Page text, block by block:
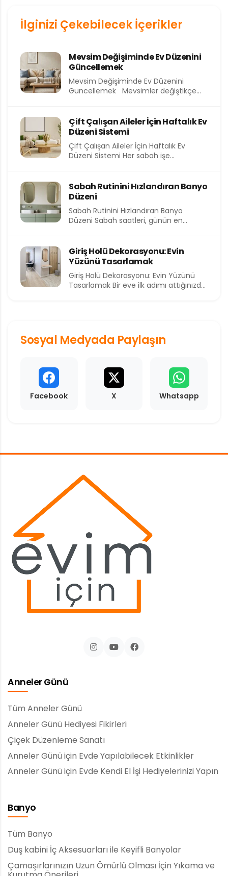
İlginizi Çekebilecek İçerikler
Mevsim Değişiminde Ev Düzenini
Güncellemek
Mevsim Değişiminde Ev Düzenini
Güncellemek Mevsimler değiştikçe
Çift Çalışan Aileler İçin Haftalık Ev
Düzeni Sistemi
Çift Çalışan Aileler İçin Haftalık Ev
Düzeni Sistemi Her sabah işe
Sabah Rutinini Hızlandıran Banyo
Düzeni
Sabah Rutinini Hızlandıran Banyo
Düzeni Sabah saatleri, günün en
Giriş Holü Dekorasyonu: Evin
Yüzünü Tasarlamak
Giriş Holü Dekorasyonu: Evin Yüzünü
Tasarlamak Bir eve ilk adımı attığınızda
Sosyal Medyada Paylaşın
Facebook X Whatsapp
Anneler Günü
Tüm Anneler Günü
Anneler Günü Hediyesi Fikirleri
Çiçek Düzenleme Sanatı
Anneler Günü için Evde Yapılabilecek Etkinlikler
Anneler Günü için Evde Kendi El İşi Hediyelerinizi Yapın
Banyo
Tüm Banyo
Duş kabini İç Aksesuarları ile Keyifli Banyolar
Çamaşırlarınızın Uzun Ömürlü Olması İçin Yıkama ve